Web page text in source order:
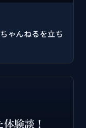
ゃんねるを立ち